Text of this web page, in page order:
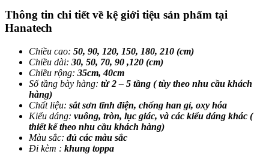
Thông tin chi tiết về kệ giới tiệu sản phẩm tại
Hanatech
Chiều cao: 50, 90, 120, 150, 180, 210 (cm)
Chiều dài: 30, 50, 70, 90 ,120 (cm)
Chiều rộng: 35cm, 40cm
Số tầng bày hàng: từ 2 – 5 tầng ( tùy theo nhu cầu khách
hàng)
Chất liệu: sắt sơn tĩnh điện, chống han gỉ, oxy hóa
Kiểu dáng: vuông, tròn, lục giác, và các kiểu dáng khác (
thiết kế theo nhu cầu khách hàng)
Màu sắc: đủ các màu sắc
Đi kèm : khung toppa